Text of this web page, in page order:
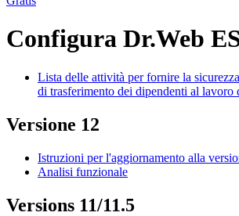
Configura Dr.Web
Lista delle attività per fornire la
di trasferimento dei dipendenti al lavoro
Versione 12
Istruzioni per l'aggiornamento alla
Analisi funzionale
Versions 11/11.5